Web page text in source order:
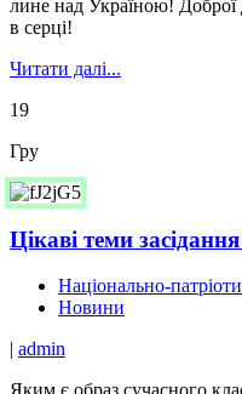
лине над Україною! Доброї
в серці!
Читати далі...
19
Гру
Цікаві теми
Національно-
Новини
admin